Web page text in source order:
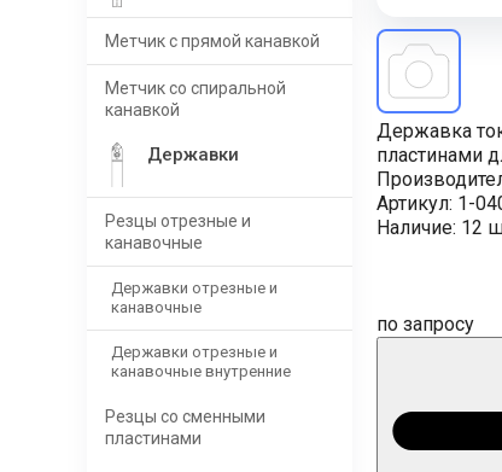
Метчик с прямой канавкой
Метчик со спиральной
канавкой
Державки
Резцы отрезные и
канавочные
Державки отрезные и
канавочные
Державки отрезные и
канавочные внутренние
Резцы со сменными
пластинами
Державка
пластинами
Артикул: 1-
Наличие: 12
по запросу